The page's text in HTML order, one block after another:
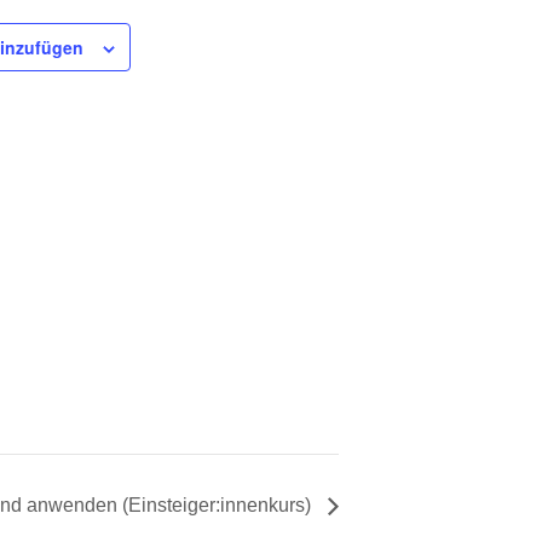
anwenden (Einsteiger:innenkurs)